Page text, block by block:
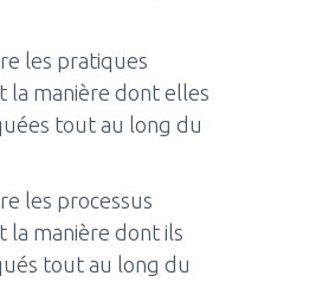
les pratiques
la manière dont elles
tout au long du
les processus
la manière dont ils
tout au long du